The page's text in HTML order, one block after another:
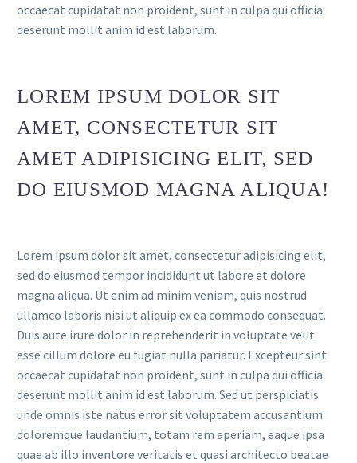
occaecat cupidatat non proident, sunt in culpa qui officia
deserunt mollit anim id est laborum.
LOREM IPSUM DOLOR SIT
AMET, CONSECTETUR SIT
AMET ADIPISICING ELIT, SED
DO EIUSMOD MAGNA ALIQUA!
Lorem ipsum dolor sit amet, consectetur adipisicing elit,
sed do eiusmod tempor incididunt ut labore et dolore
magna aliqua. Ut enim ad minim veniam, quis nostrud
ullamco laboris nisi ut aliquip ex ea commodo consequat.
Duis aute irure dolor in reprehenderit in voluptate velit
esse cillum dolore eu fugiat nulla pariatur. Excepteur sint
occaecat cupidatat non proident, sunt in culpa qui officia
deserunt mollit anim id est laborum. Sed ut perspiciatis
unde omnis iste natus error sit voluptatem accusantium
doloremque laudantium, totam rem aperiam, eaque ipsa
quae ab illo inventore veritatis et quasi architecto beatae